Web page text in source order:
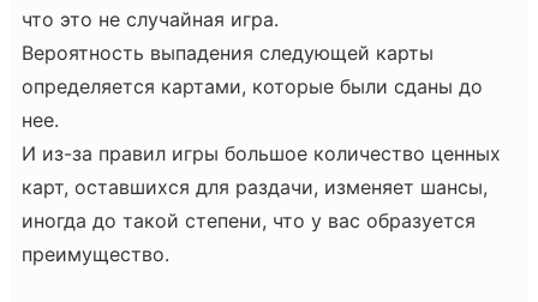
что это не случайная игра.
Вероятность выпадения следующей карты
определяется картами, которые были сданы до
нее.
И из-за правил игры большое количество ценных
карт, оставшихся для раздачи, изменяет шансы,
иногда до такой степени, что у вас образуется
преимущество.